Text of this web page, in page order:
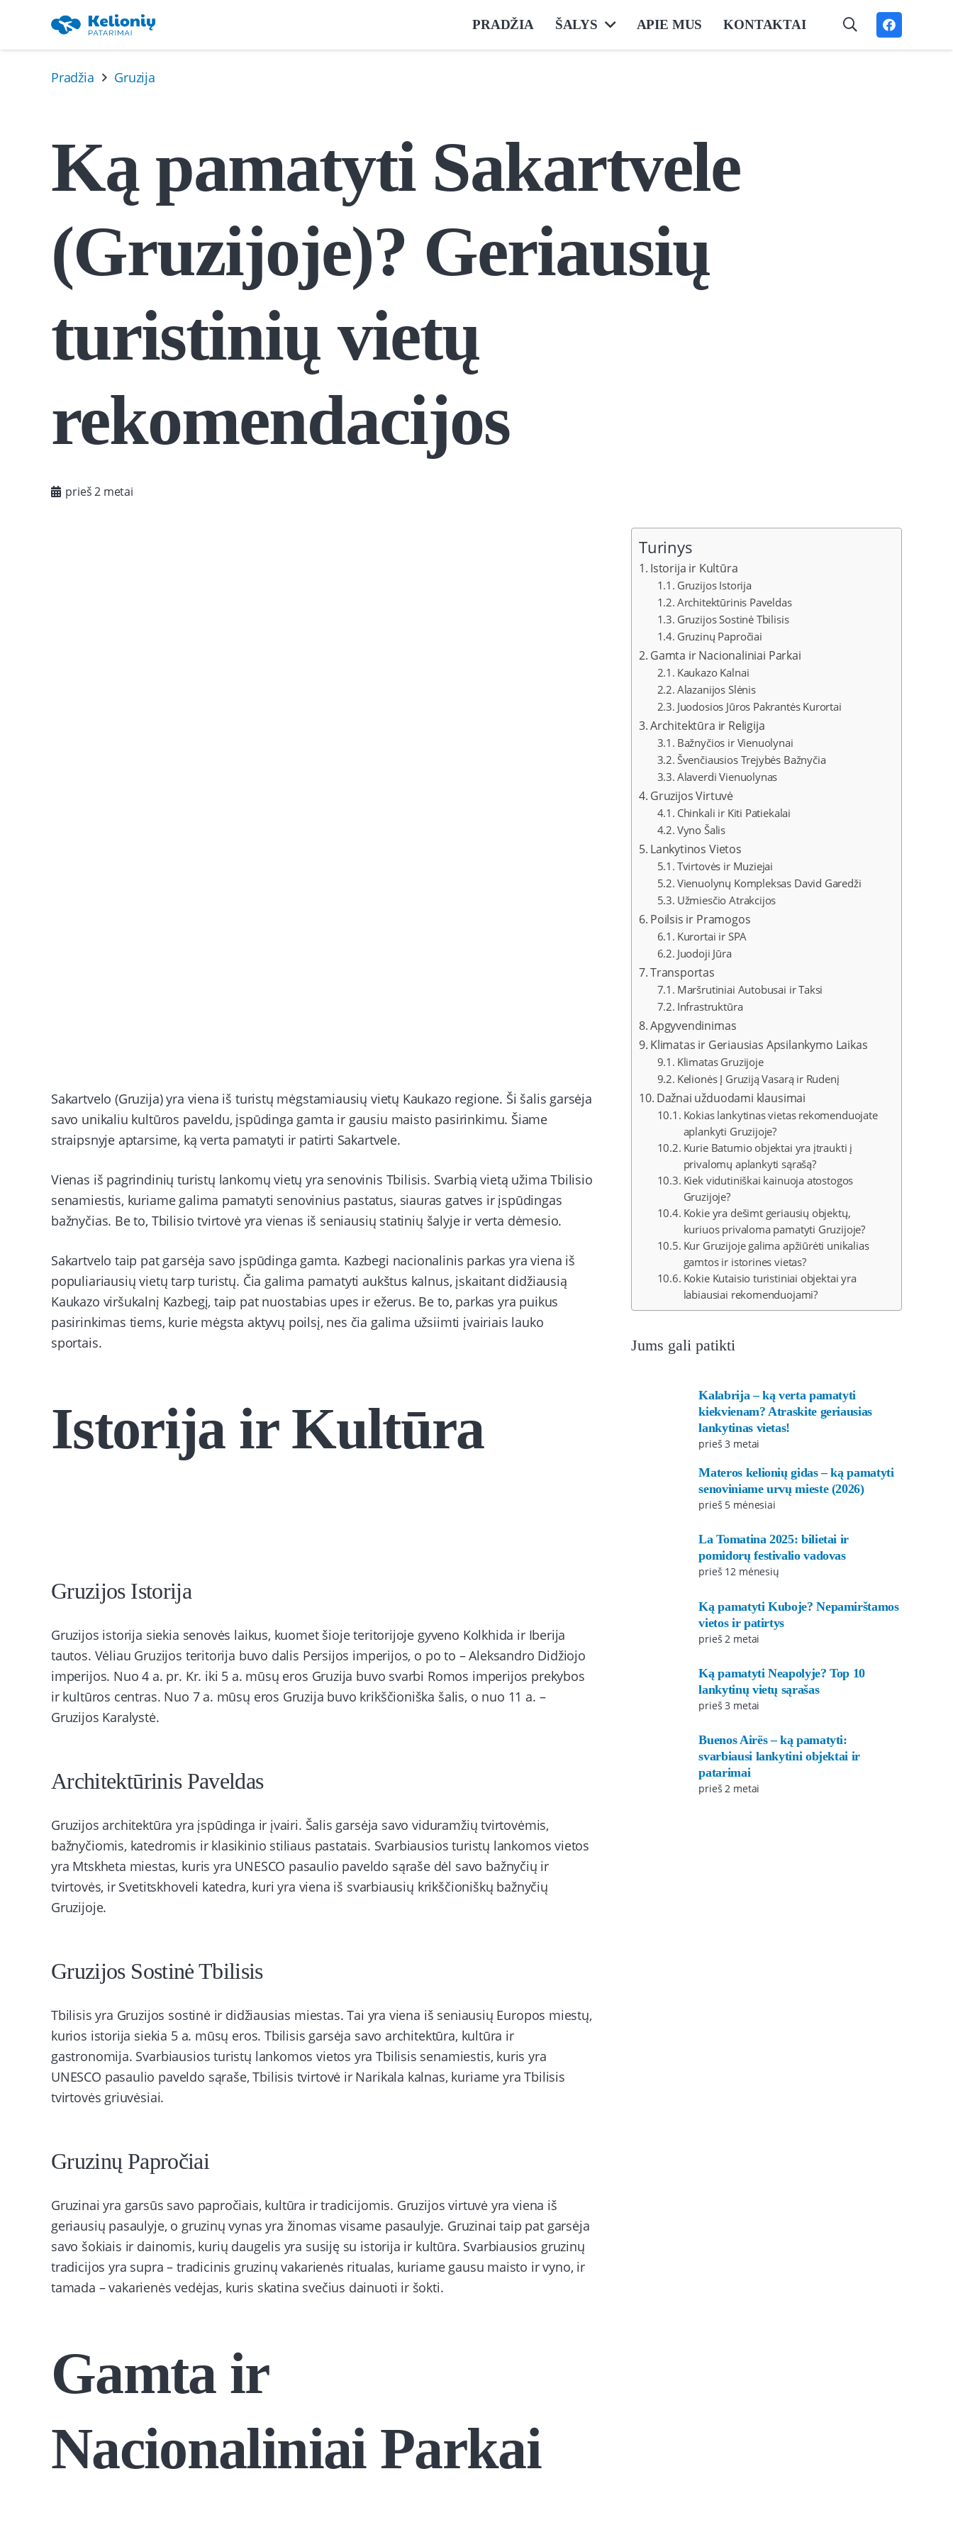
PRADŽIA ŠALYS APIE MUS KONTAKTAI
Pradžia Gruzija
Ką pamatyti Sakartvele
(Gruzijoje)? Geriausių
turistinių vietų
rekomendacijos
prieš 2 metai
Sakartvelo (Gruzija) yra viena iš turistų mėgstamiausių vietų Kaukazo regione. Ši šalis garsėja
savo unikaliu kultūros paveldu, įspūdinga gamta ir gausiu maisto pasirinkimu. Šiame
straipsnyje aptarsime, ką verta pamatyti ir patirti Sakartvele.
Vienas iš pagrindinių turistų lankomų vietų yra senovinis Tbilisis. Svarbią vietą užima Tbilisio
senamiestis, kuriame galima pamatyti senovinius pastatus, siauras gatves ir įspūdingas
bažnyčias. Be to, Tbilisio tvirtovė yra vienas iš seniausių statinių šalyje ir verta dėmesio.
Sakartvelo taip pat garsėja savo įspūdinga gamta. Kazbegi nacionalinis parkas yra viena iš
populiariausių vietų tarp turistų. Čia galima pamatyti aukštus kalnus, įskaitant didžiausią
Kaukazo viršukalnį Kazbegį, taip pat nuostabias upes ir ežerus. Be to, parkas yra puikus
pasirinkimas tiems, kurie mėgsta aktyvų poilsį, nes čia galima užsiimti įvairiais lauko
sportais.
Istorija ir Kultūra
Gruzijos Istorija
Gruzijos istorija siekia senovės laikus, kuomet šioje teritorijoje gyveno Kolkhida ir Iberija
tautos. Vėliau Gruzijos teritorija buvo dalis Persijos imperijos, o po to – Aleksandro Didžiojo
imperijos. Nuo 4 a. pr. Kr. iki 5 a. mūsų eros Gruzija buvo svarbi Romos imperijos prekybos
ir kultūros centras. Nuo 7 a. mūsų eros Gruzija buvo krikščioniška šalis, o nuo 11 a. –
Gruzijos Karalystė.
Architektūrinis Paveldas
Gruzijos architektūra yra įspūdinga ir įvairi. Šalis garsėja savo viduramžių tvirtovėmis,
bažnyčiomis, katedromis ir klasikinio stiliaus pastatais. Svarbiausios turistų lankomos vietos
yra Mtskheta miestas, kuris yra UNESCO pasaulio paveldo sąraše dėl savo bažnyčių ir
tvirtovės, ir Svetitskhoveli katedra, kuri yra viena iš svarbiausių krikščioniškų bažnyčių
Gruzijoje.
Gruzijos Sostinė Tbilisis
Tbilisis yra Gruzijos sostinė ir didžiausias miestas. Tai yra viena iš seniausių Europos miestų,
kurios istorija siekia 5 a. mūsų eros. Tbilisis garsėja savo architektūra, kultūra ir
gastronomija. Svarbiausios turistų lankomos vietos yra Tbilisis senamiestis, kuris yra
UNESCO pasaulio paveldo sąraše, Tbilisis tvirtovė ir Narikala kalnas, kuriame yra Tbilisis
tvirtovės griuvėsiai.
Gruzinų Papročiai
Gruzinai yra garsūs savo papročiais, kultūra ir tradicijomis. Gruzijos virtuvė yra viena iš
geriausių pasaulyje, o gruzinų vynas yra žinomas visame pasaulyje. Gruzinai taip pat garsėja
savo šokiais ir dainomis, kurių daugelis yra susiję su istorija ir kultūra. Svarbiausios gruzinų
tradicijos yra supra – tradicinis gruzinų vakarienės ritualas, kuriame gausu maisto ir vyno, ir
tamada – vakarienės vedėjas, kuris skatina svečius dainuoti ir šokti.
Gamta ir
Nacionaliniai Parkai
Turinys
Istorija ir Kultūra
Gruzijos Istorija
Architektūrinis Paveldas
Gruzijos Sostinė Tbilisis
Gruzinų Papročiai
Gamta ir Nacionaliniai Parkai
Kaukazo Kalnai
Alazanijos Slėnis
Juodosios Jūros Pakrantės Kurortai
Architektūra ir Religija
Bažnyčios ir Vienuolynai
Švenčiausios Trejybės Bažnyčia
Alaverdi Vienuolynas
Gruzijos Virtuvė
Chinkali ir Kiti Patiekalai
Vyno Šalis
Lankytinos Vietos
Tvirtovės ir Muziejai
Vienuolynų Kompleksas David Garedži
Užmiesčio Atrakcijos
Poilsis ir Pramogos
Kurortai ir SPA
Juodoji Jūra
Transportas
Maršrutiniai Autobusai ir Taksi
Infrastruktūra
Apgyvendinimas
Klimatas ir Geriausias Apsilankymo Laikas
Klimatas Gruzijoje
Kelionės Į Gruziją Vasarą ir Rudenį
Dažnai užduodami klausimai
Kokias lankytinas vietas rekomenduojate
aplankyti Gruzijoje?
Kurie Batumio objektai yra įtraukti į
privalomų aplankyti sąrašą?
Kiek vidutiniškai kainuoja atostogos
Gruzijoje?
Kokie yra dešimt geriausių objektų,
kuriuos privaloma pamatyti Gruzijoje?
Kur Gruzijoje galima apžiūrėti unikalias
gamtos ir istorines vietas?
Kokie Kutaisio turistiniai objektai yra
labiausiai rekomenduojami?
Jums gali patikti
Kalabrija – ką verta pamatyti
kiekvienam? Atraskite geriausias
lankytinas vietas!
prieš 3 metai
Materos kelionių gidas – ką pamatyti
senoviniame urvų mieste (2026)
prieš 5 mėnesiai
La Tomatina 2025: bilietai ir
pomidorų festivalio vadovas
prieš 12 mėnesių
Ką pamatyti Kuboje? Nepamirštamos
vietos ir patirtys
prieš 2 metai
Ką pamatyti Neapolyje? Top 10
lankytinų vietų sąrašas
prieš 3 metai
Buenos Airës – ką pamatyti:
svarbiausi lankytini objektai ir
patarimai
prieš 2 metai